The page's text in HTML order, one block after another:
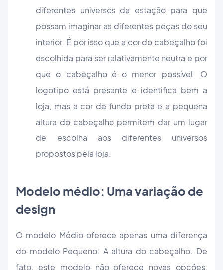
diferentes universos da estação para que
possam imaginar as diferentes peças do seu
interior. É por isso que a cor do cabeçalho foi
escolhida para ser relativamente neutra e por
que o cabeçalho é o menor possível. O
logotipo está presente e identifica bem a
loja, mas a cor de fundo preta e a pequena
altura do cabeçalho permitem dar um lugar
de escolha aos diferentes universos
propostos pela loja.
Modelo médio: Uma variação de
design
O modelo Médio oferece apenas uma diferença
do modelo Pequeno: A altura do cabeçalho. De
fato, este modelo não oferece novas opções,